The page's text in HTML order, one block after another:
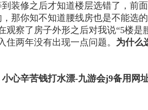
装修之后才知道楼层选错了，前
那你知不知道腰线房也是不能选
观察了房子外形之后对我说“5楼是
两年没有出现一点问题。 为什么
心辛苦钱打水漂-九游会j9备用网